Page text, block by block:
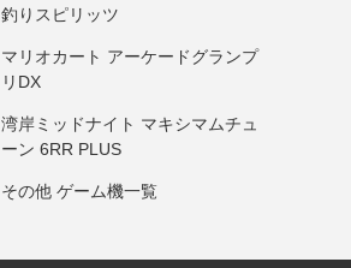
釣りスピリッツ
マリオカート アーケードグランプ
リDX
湾岸ミッドナイト マキシマムチュ
ーン 6RR PLUS
その他 ゲーム機一覧